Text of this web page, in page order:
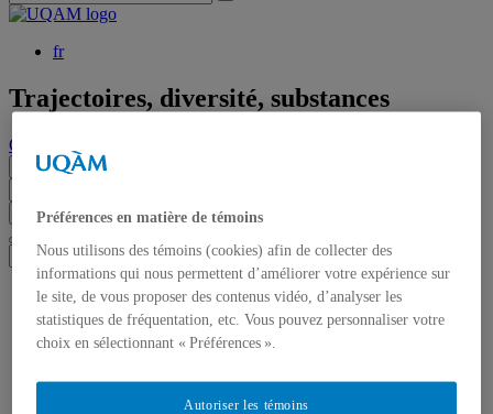
fr
Trajectoires, diversité, substances
Chaire de recherche du Canada TRADIS
Menu
Chercher dans ce site Chercher sur uqam.ca
Bienvenue
La chaire TRADIS
Équipe
École d’été 2024: Sexualité, genre, diversité et consommation
Préférences en matière de témoins
Nous utilisons des témoins (cookies) afin de collecter des
informations qui nous permettent d’améliorer votre expérience sur
le site, de vous proposer des contenus vidéo, d’analyser les
statistiques de fréquentation, etc. Vous pouvez personnaliser votre
choix en sélectionnant « Préférences ».
Autoriser les témoins